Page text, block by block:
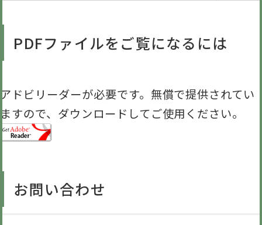
PDFファイルをご覧になるには
アドビリーダーが必要です。無償で提供されてい
ますので、ダウンロードしてご使用ください。
お問い合わせ